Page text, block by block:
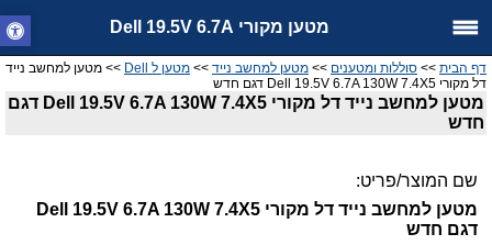
מטען מקורי Dell 19.5V 6.7A
דף הבית >> סוללות ומטענים >> מטען למחשב נייד >> מטען ל Dell
>> מטען למחשב נייד
דל מקורי Dell 19.5V 6.7A 130W 7.4X5 דגם חדש
מטען למחשב נייד דל מקורי Dell 19.5V 6.7A 130W 7.4X5 דגם
חדש
שם המוצר/פריט:
מטען למחשב נייד דל מקורי Dell 19.5V 6.7A 130W 7.4X5
דגם חדש